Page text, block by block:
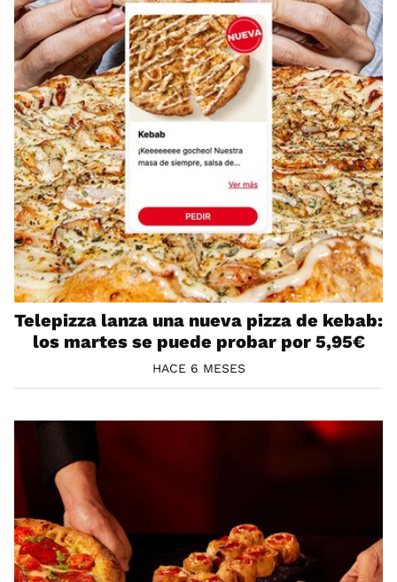
Telepizza lanza una nueva pizza de kebab:
los martes se puede probar por 5,95€
HACE 6 MESES